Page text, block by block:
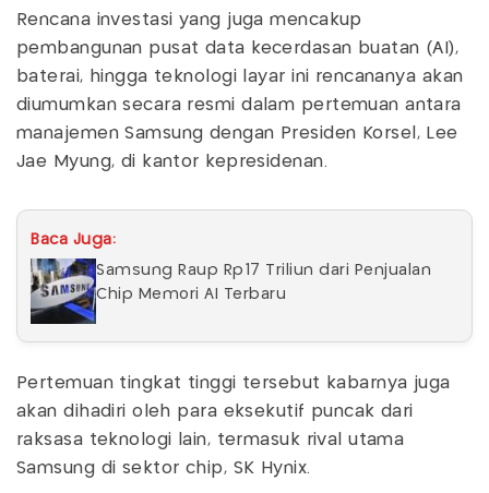
Rencana investasi yang juga mencakup
pembangunan pusat data kecerdasan buatan (AI),
baterai, hingga teknologi layar ini rencananya akan
diumumkan secara resmi dalam pertemuan antara
manajemen Samsung dengan Presiden Korsel, Lee
Jae Myung, di kantor kepresidenan.
Baca Juga:
Samsung Raup Rp17 Triliun dari Penjualan
Chip Memori AI Terbaru
Pertemuan tingkat tinggi tersebut kabarnya juga
akan dihadiri oleh para eksekutif puncak dari
raksasa teknologi lain, termasuk rival utama
Samsung di sektor chip, SK Hynix.